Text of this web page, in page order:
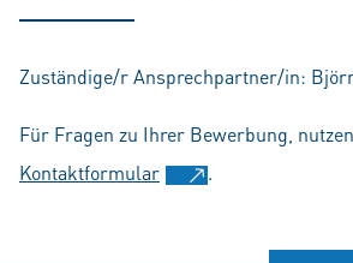
Zuständige/r Ansprechpartner/in:
Für Fragen zu Ihrer Bewerbung,
Kontaktformular
.